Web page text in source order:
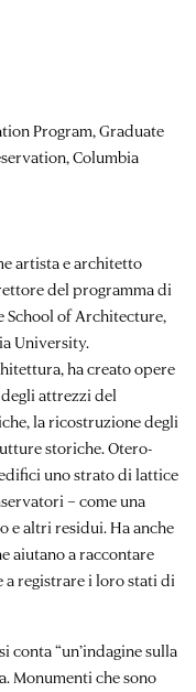
Program, Graduate
Columbia
artista e architetto
del programma di
School of Architecture,
University.
ha creato opere
degli attrezzi del
la ricostruzione degli
storiche. Otero-
uno strato di lattice
– come una
e altri residui. Ha anche
aiutano a raccontare
a registrare i loro stati di
conta “un’indagine sulla
Monumenti che sono